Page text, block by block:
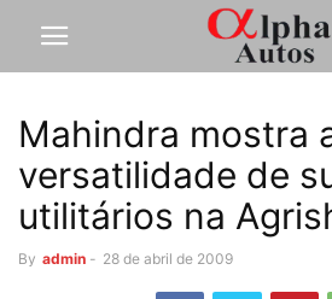
Mahindra mostra
versatilidade de
utilitários na
By admin - 28 de abril de 2009